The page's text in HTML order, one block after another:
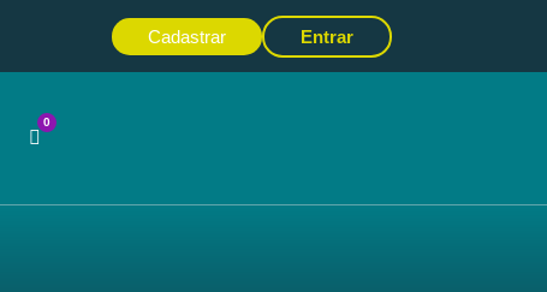
Cadastrar Entrar
0